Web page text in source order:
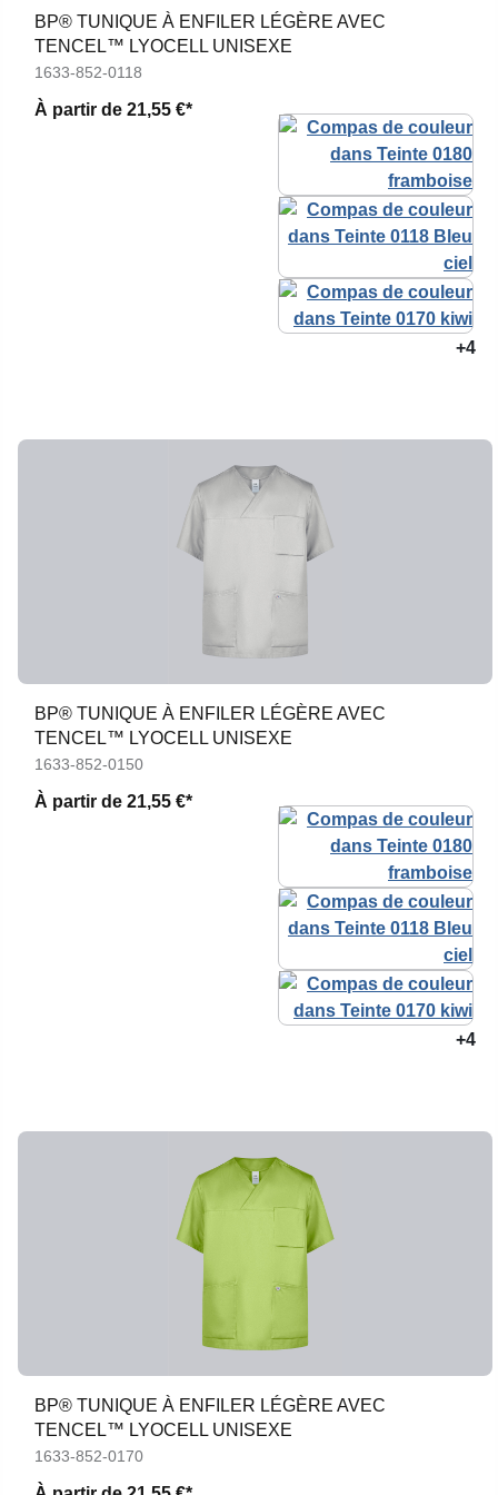
BP® TUNIQUE À ENFILER LÉGÈRE AVEC
TENCEL™ LYOCELL UNISEXE
1633-852-0118
À partir de 21,55 €*
+4
BP® TUNIQUE À ENFILER LÉGÈRE AVEC
TENCEL™ LYOCELL UNISEXE
1633-852-0150
À partir de 21,55 €*
+4
BP® TUNIQUE À ENFILER LÉGÈRE AVEC
TENCEL™ LYOCELL UNISEXE
1633-852-0170